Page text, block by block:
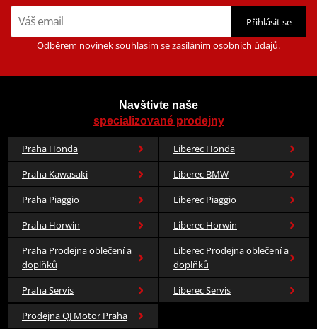
Přihlásit se
Odběrem novinek souhlasím se zasíláním osobních údajů.
Navštivte naše
specializované prodejny
Praha Honda
Liberec Honda
Praha Kawasaki
Liberec BMW
Praha Piaggio
Liberec Piaggio
Praha Horwin
Liberec Horwin
Praha Prodejna oblečení a
doplňků
Liberec Prodejna oblečení a
doplňků
Praha Servis
Liberec Servis
Prodejna QJ Motor Praha